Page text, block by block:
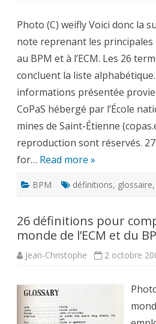
comprendre
le
monde
de
l’ECM
et
du
BPM
–
2/2
Photo (C) weifly Voici donc la
note reprenant les
au BPM et à l’ECM. Les 26
concluent la liste
informations présentée
CoPaS hébergé par l’École
mines de Saint-Étienne
reproduction sont réservés.
for… Read more »
BPM définitions, glossaire,
26 définitions pour
monde de l’ECM et du
Jean-Christophe 2 octobre